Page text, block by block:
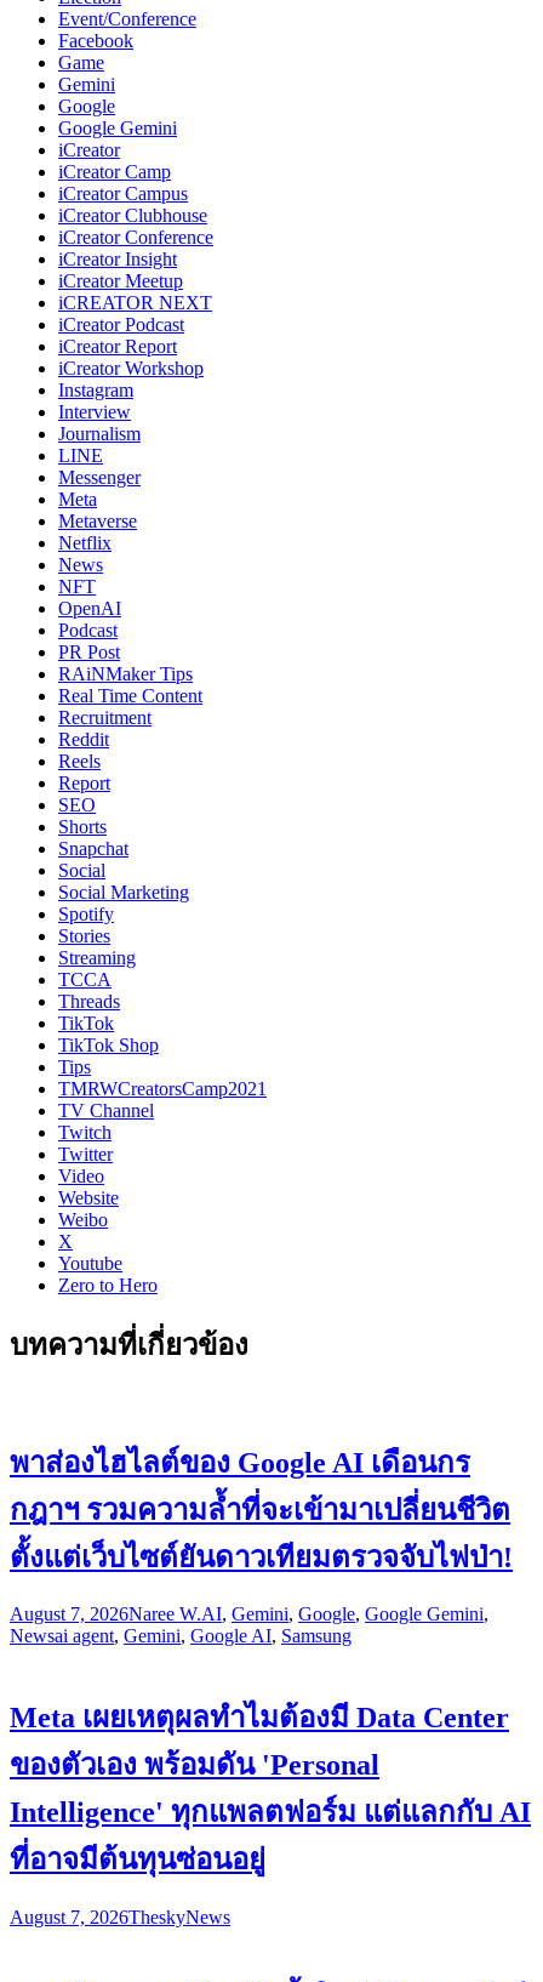
Event/Conference
Facebook
Game
Gemini
Google
Google Gemini
iCreator
iCreator Camp
iCreator Campus
iCreator Clubhouse
iCreator Conference
iCreator Insight
iCreator Meetup
iCREATOR NEXT
iCreator Podcast
iCreator Report
iCreator Workshop
Instagram
Interview
Journalism
LINE
Messenger
Meta
Metaverse
Netflix
News
NFT
OpenAI
Podcast
PR Post
RAiNMaker Tips
Real Time Content
Recruitment
Reddit
Reels
Report
SEO
Shorts
Snapchat
Social
Social Marketing
Spotify
Stories
Streaming
TCCA
Threads
TikTok
TikTok Shop
Tips
TMRWCreatorsCamp2021
TV Channel
Twitch
Twitter
Video
Website
Weibo
X
Youtube
Zero to Hero
บทความที่เกี่ยวข้อง
พาส่องไฮไลต์ของ Google AI เดือนกร
กฎาฯ รวมความล้ำที่จะเข้ามาเปลี่ยนชีวิต
ตั้งแต่เว็บไซต์ยันดาวเทียมตรวจจับไฟป่า!
August 7, 2026Naree W.AI, Gemini, Google, Google Gemini,
Newsai agent, Gemini, Google AI, Samsung
Meta เผยเหตุผลทำไมต้องมี Data Center
ของตัวเอง พร้อมดัน 'Personal
Intelligence' ทุกแพลตฟอร์ม แต่แลกกับ AI
ที่อาจมีต้นทุนซ่อนอยู่
August 7, 2026TheskyNews